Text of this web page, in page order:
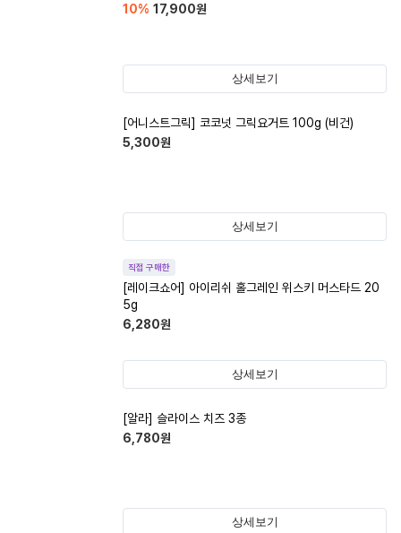
10% 17,900원
상세보기
[어니스트그릭] 코코넛 그릭요거트 100g (비건)
5,300원
상세보기
직접 구매한
[레이크쇼어] 아이리쉬 홀그레인 위스키 머스타드 20
5g
6,280원
상세보기
[알라] 슬라이스 치즈 3종
6,780원
상세보기